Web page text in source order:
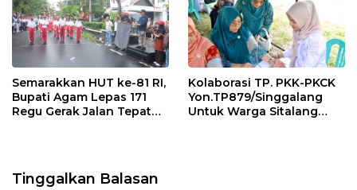
Semarakkan HUT ke-81 RI,
Bupati Agam Lepas 171
Regu Gerak Jalan Tepat
Kolaborasi TP. PKK-PKCK
Yon.TP879/Singgalang
Untuk Warga Sitalang
Tinggalkan Balasan